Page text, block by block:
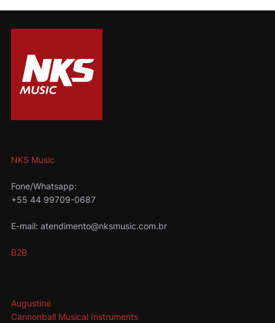
NKS Music
Fone/Whatsapp:
+55 44 99709-0687
E-mail: atendimento@nksmusic.com.br
B2B
Augustine
Cannonball Musical Instruments